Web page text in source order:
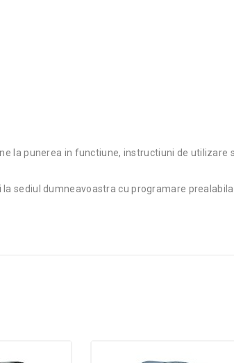
la punerea in functiune, instructiuni de
sediul dumneavoastra cu programare